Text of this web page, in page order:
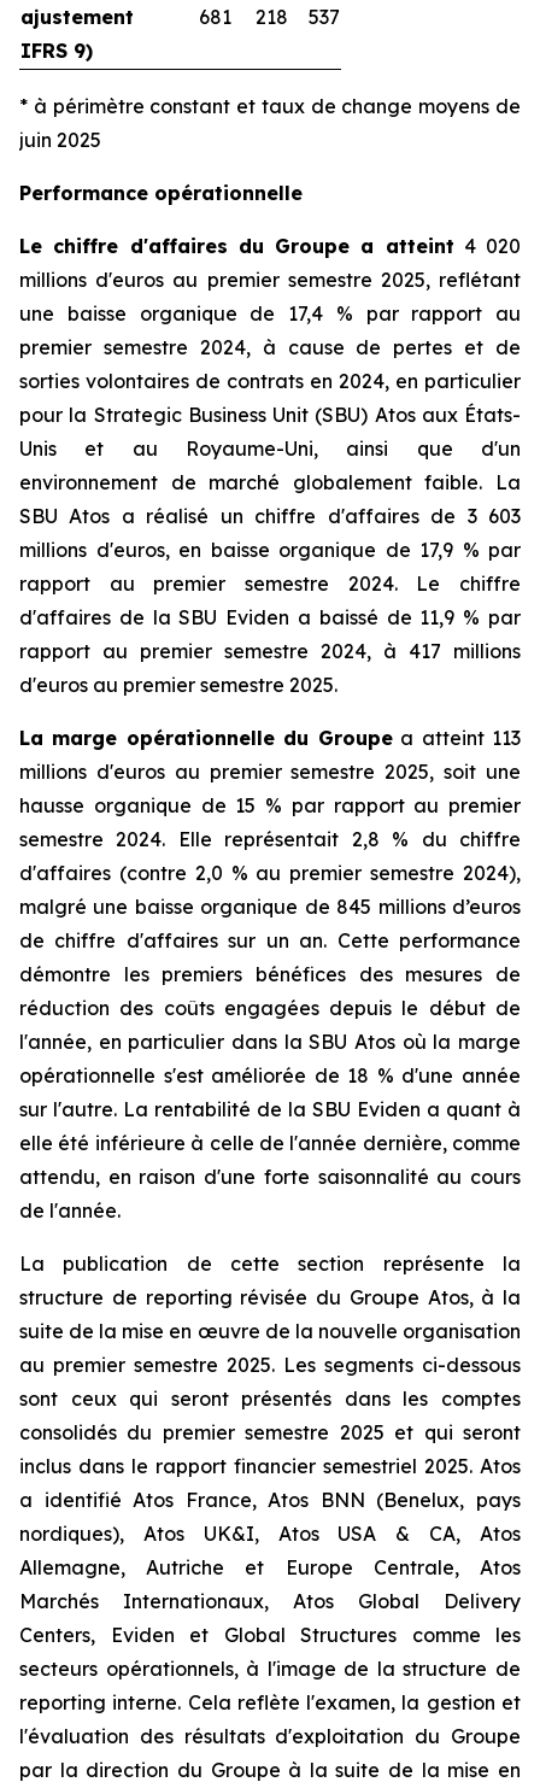
ajustement
IFRS 9)
681 218 537
* à périmètre constant et taux de change moyens de
juin 2025
Performance opérationnelle
Le chiffre d'affaires du Groupe a atteint 4 020
millions d'euros au premier semestre 2025, reflétant
une baisse organique de 17,4 % par rapport au
premier semestre 2024, à cause de pertes et de
sorties volontaires de contrats en 2024, en particulier
pour la Strategic Business Unit (SBU) Atos aux États-
Unis et au Royaume-Uni, ainsi que d'un
environnement de marché globalement faible. La
SBU Atos a réalisé un chiffre d'affaires de 3 603
millions d'euros, en baisse organique de 17,9 % par
rapport au premier semestre 2024. Le chiffre
d'affaires de la SBU Eviden a baissé de 11,9 % par
rapport au premier semestre 2024, à 417 millions
d'euros au premier semestre 2025.
La marge opérationnelle du Groupea atteint 113
millions d'euros au premier semestre 2025, soit une
hausse organique de 15 % par rapport au premier
semestre 2024. Elle représentait 2,8 % du chiffre
d'affaires (contre 2,0 % au premier semestre 2024),
malgré une baisse organique de 845 millions d’euros
de chiffre d'affaires sur un an. Cette performance
démontre les premiers bénéfices des mesures de
réduction des coûts engagées depuis le début de
l'année, en particulier dans la SBU Atos où la marge
opérationnelle s'est améliorée de 18 % d'une année
sur l'autre. La rentabilité de la SBU Eviden a quant à
elle été inférieure à celle de l'année dernière, comme
attendu, en raison d'une forte saisonnalité au cours
de l'année.
La publication de cette section représente la
structure de reporting révisée du Groupe Atos, à la
suite de la mise en œuvre de la nouvelle organisation
au premier semestre 2025. Les segments ci-dessous
sont ceux qui seront présentés dans les comptes
consolidés du premier semestre 2025 et qui seront
inclus dans le rapport financier semestriel 2025. Atos
a identifié Atos France, Atos BNN (Benelux, pays
nordiques), Atos UK&I, Atos USA & CA, Atos
Allemagne, Autriche et Europe Centrale, Atos
Marchés Internationaux, Atos Global Delivery
Centers, Eviden et Global Structures comme les
secteurs opérationnels, à l'image de la structure de
reporting interne. Cela reflète l'examen, la gestion et
l'évaluation des résultats d'exploitation du Groupe
par la direction du Groupe à la suite de la mise en